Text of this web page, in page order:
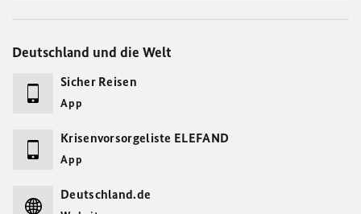
Deutschland und die Welt
Sicher Reisen
App
Krisenvorsorgeliste ELEFAND
App
Deutschland.de